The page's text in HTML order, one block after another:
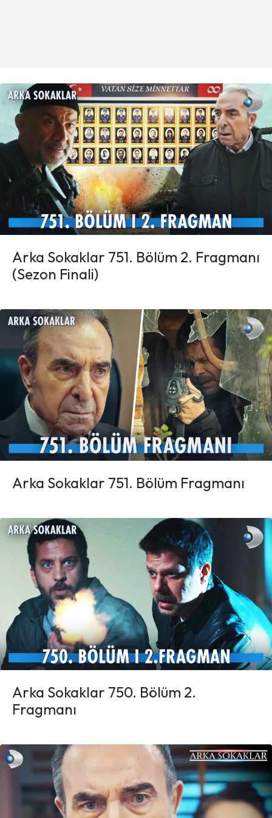
Arka Sokaklar 751. Bölüm 2. Fragmanı
(Sezon Finali)
Arka Sokaklar 751. Bölüm Fragmanı
Arka Sokaklar 750. Bölüm 2.
Fragmanı